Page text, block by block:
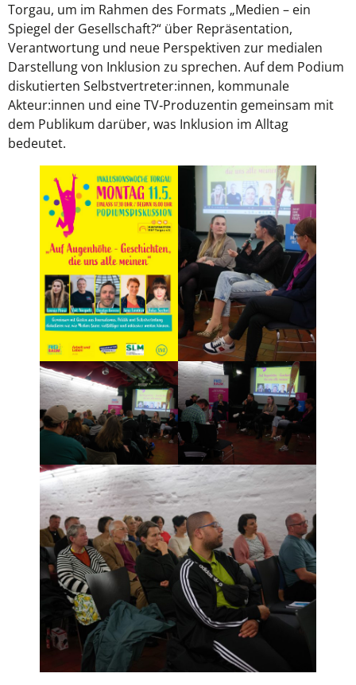
Torgau, um im Rahmen des Formats „Medien – ein
Spiegel der Gesellschaft?“ über Repräsentation,
Verantwortung und neue Perspektiven zur medialen
Darstellung von Inklusion zu sprechen. Auf dem Podium
diskutierten Selbstvertreter:innen, kommunale
Akteur:innen und eine TV‑Produzentin gemeinsam mit
dem Publikum darüber, was Inklusion im Alltag
bedeutet.